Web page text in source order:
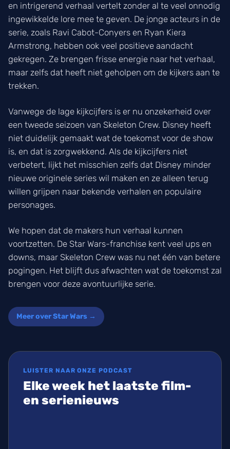
en intrigerend verhaal vertelt zonder al te veel onnodig
ingewikkelde lore mee te geven. De jonge acteurs in de
serie, zoals Ravi Cabot-Conyers en Ryan Kiera
Armstrong, hebben ook veel positieve aandacht
gekregen. Ze brengen frisse energie naar het verhaal,
maar zelfs dat heeft niet geholpen om de kijkers aan te
trekken.
Vanwege de lage kijkcijfers is er nu onzekerheid over
een tweede seizoen van Skeleton Crew. Disney heeft
niet duidelijk gemaakt wat de toekomst voor de show
is, en dat is zorgwekkend. Als de kijkcijfers niet
verbetert, lijkt het misschien zelfs dat Disney minder
nieuwe originele series wil maken en ze alleen terug
willen grijpen naar bekende verhalen en populaire
personages.
We hopen dat de makers hun verhaal kunnen
voortzetten. De Star Wars-franchise kent veel ups en
downs, maar Skeleton Crew was nu net één van betere
pogingen. Het blijft dus afwachten wat de toekomst zal
brengen voor deze avontuurlijke serie.
Meer over Star Wars →
LUISTER NAAR ONZE PODCAST
Elke week het laatste film-
en serienieuws